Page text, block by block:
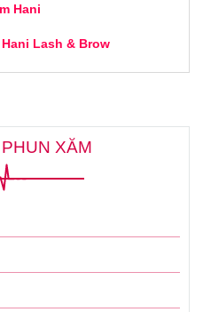
Hani
Lash & Brow
XĂM